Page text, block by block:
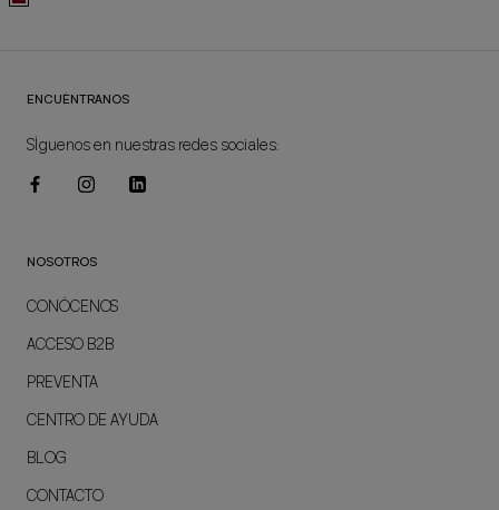
ENCUÉNTRANOS
SÍguenos en nuestras redes sociales:
NOSOTROS
CONÓCENOS
ACCESO B2B
PREVENTA
CENTRO DE AYUDA
BLOG
CONTACTO